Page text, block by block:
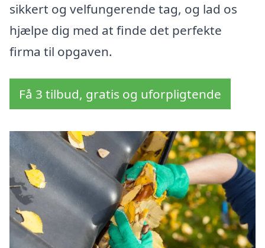
sikkert og velfungerende tag, og lad os
hjælpe dig med at finde det perfekte
firma til opgaven.
Få 3 tilbud, gratis og uforpligtende